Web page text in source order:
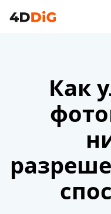
Как